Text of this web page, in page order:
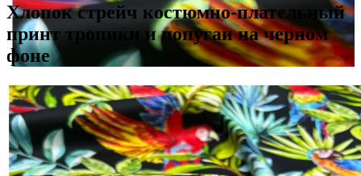
Хлопок стрейч костюмно-плательный
принт тропики и попугаи на черном
фоне